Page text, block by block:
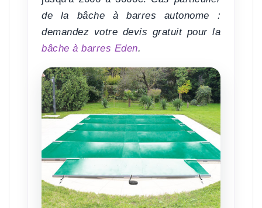
de la bâche à barres autonome :
demandez votre devis gratuit pour la
bâche à barres Eden.